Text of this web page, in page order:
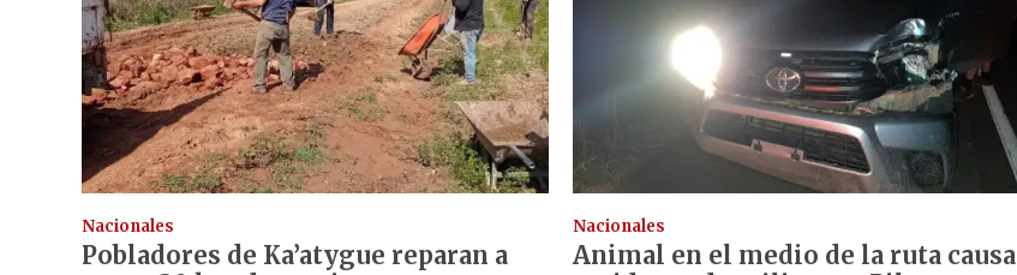
Nacionales
Pobladores de Ka’atygue reparan a
Nacionales
Animal en el medio de la ruta causa